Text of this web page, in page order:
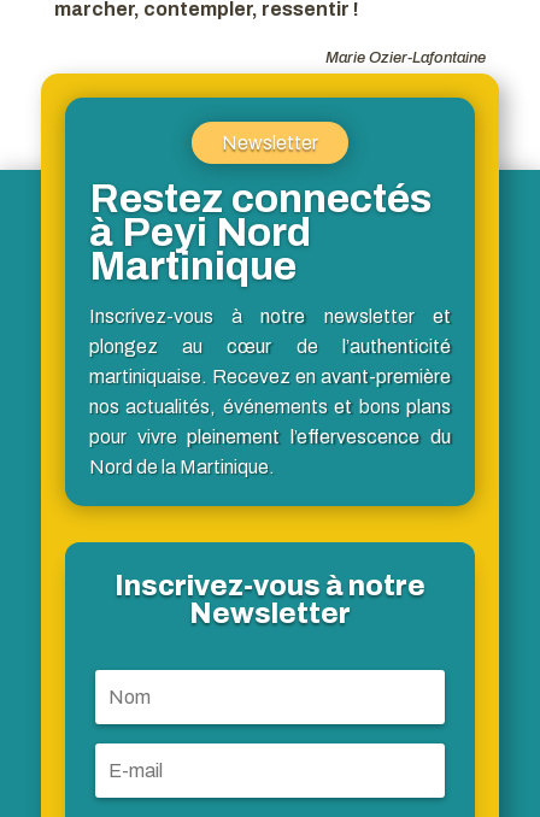
marcher, contempler, ressentir !
Marie Ozier-Lafontaine
Newsletter
Restez connectés
à Peyi Nord
Martinique
Inscrivez-vous à notre newsletter et
plongez au cœur de l’authenticité
martiniquaise. Recevez en avant-première
nos actualités, événements et bons plans
pour vivre pleinement l’effervescence du
Nord de la Martinique.
Inscrivez-vous à notre
Newsletter